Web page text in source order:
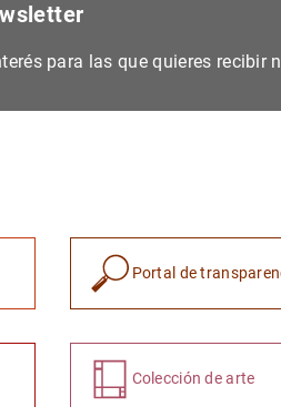
para las que quieres recibir
Portal de
Colección de arte